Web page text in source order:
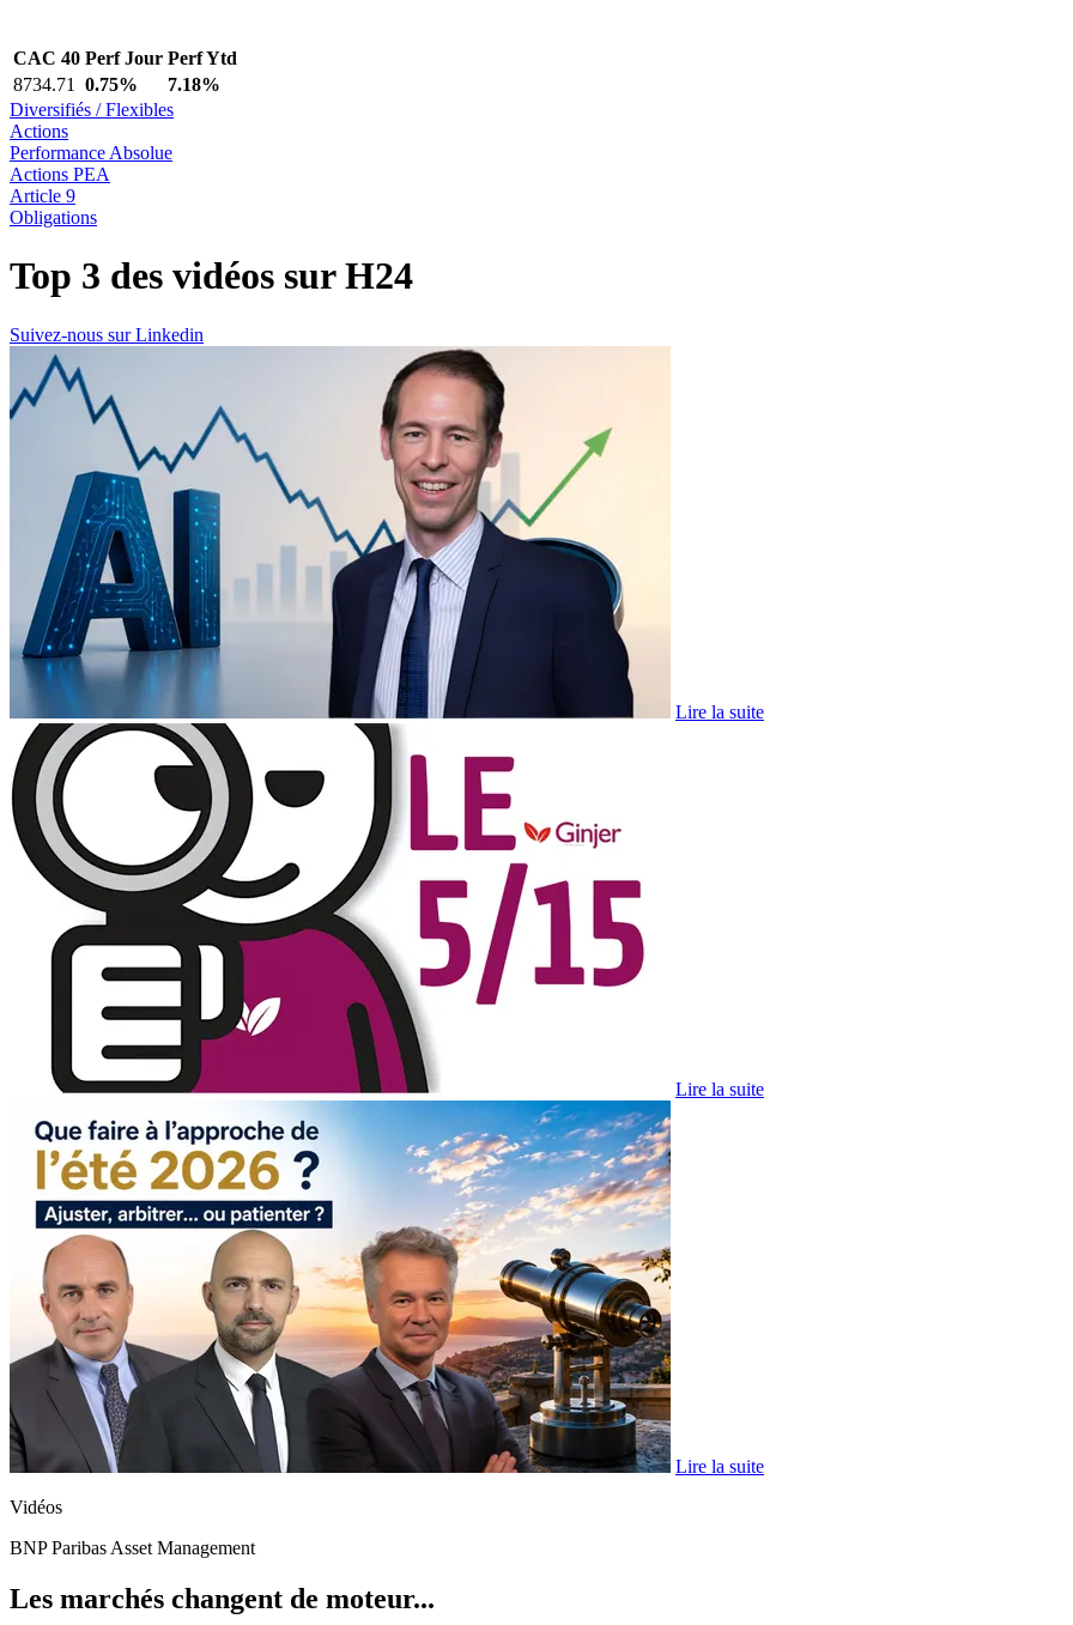
CAC 40 Perf Jour Perf Ytd
8734.71
0.75%
7.18%
Diversifiés / Flexibles
Actions
Performance Absolue
Actions PEA
Article 9
Obligations
Top 3 des vidéos surH24
Suivez-nous sur Linkedin
Lire la suite
Lire la suite
Lire la suite
Vidéos
BNP Paribas Asset Management
Les marchés changent de moteur...